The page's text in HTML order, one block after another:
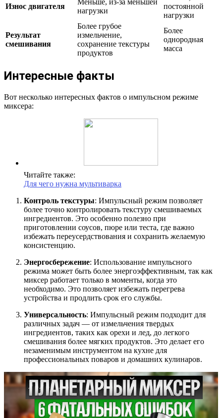
Износ двигателя
нагрузки
постоянной
нагрузки
Результат
смешивания
Более грубое
измельчение,
сохранение текстуры
продуктов
Более
однородная
масса
Интересные факты
Вот несколько интересных фактов о импульсном режиме
миксера:
Читайте также:
Для чего нужна мультиварка
Контроль текстуры: Импульсный режим позволяет
более точно контролировать текстуру смешиваемых
ингредиентов. Это особенно полезно при
приготовлении соусов, пюре или теста, где важно
избежать переусердствования и сохранить желаемую
консистенцию.
Энергосбережение: Использование импульсного
режима может быть более энергоэффективным, так как
миксер работает только в моменты, когда это
необходимо. Это позволяет избежать перегрева
устройства и продлить срок его службы.
Универсальность: Импульсный режим подходит для
различных задач — от измельчения твердых
ингредиентов, таких как орехи и лед, до легкого
смешивания более мягких продуктов. Это делает его
незаменимым инструментом на кухне для
профессиональных поваров и домашних кулинаров.